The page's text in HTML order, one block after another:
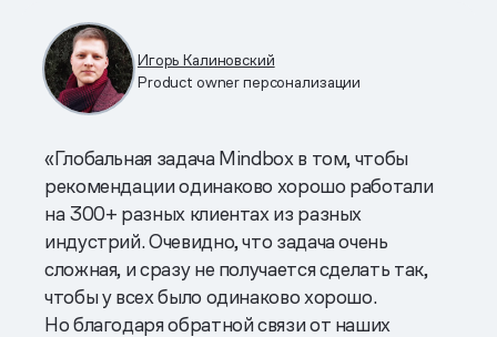
Игорь Калиновский
Product owner персонализации
«Глобальная задача Mindbox в том, чтобы
рекомендации одинаково хорошо работали
на 300+ разных клиентах из разных
индустрий. Очевидно, что задача очень
сложная, и сразу не получается сделать так,
чтобы у всех было одинаково хорошо.
Но благодаря обратной связи от наших